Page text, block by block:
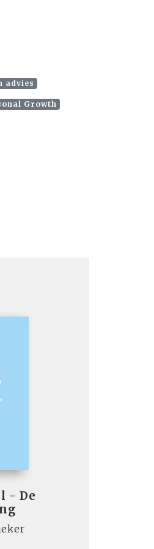
advies
Growth
- De